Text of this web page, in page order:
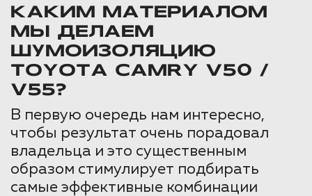
КАКИМ МАТЕРИАЛОМ
МЫ ДЕЛАЕМ
ШУМОИЗОЛЯЦИЮ
TOYOTA CAMRY V50 /
V55?
В первую очередь нам интересно,
чтобы результат очень порадовал
владельца и это существенным
образом стимулирует подбирать
самые эффективные комбинации